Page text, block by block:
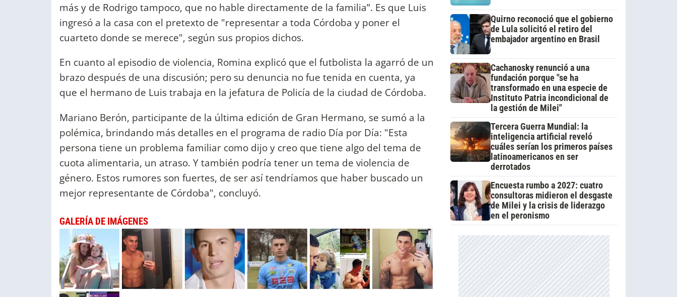
más y de Rodrigo tampoco, que no hable directamente de la familia”. Es que Luis
ingresó a la casa con el pretexto de "representar a toda Córdoba y poner el
cuarteto donde se merece", según sus propios dichos.
En cuanto al episodio de violencia, Romina explicó que el futbolista la agarró de un
brazo después de una discusión; pero su denuncia no fue tenida en cuenta, ya
que el hermano de Luis trabaja en la jefatura de Policía de la ciudad de Córdoba.
Mariano Berón, participante de la última edición de Gran Hermano, se sumó a la
polémica, brindando más detalles en el programa de radio Día por Día: "Esta
persona tiene un problema familiar como dijo y creo que tiene algo del tema de
cuota alimentaria, un atraso. Y también podría tener un tema de violencia de
género. Estos rumores son fuertes, de ser así tendríamos que haber buscado un
mejor representante de Córdoba", concluyó.
GALERÍA DE IMÁGENES
Quirno reconoció que el gobierno
de Lula solicitó el retiro del
embajador argentino en Brasil
Cachanosky renunció a una
fundación porque "se ha
transformado en una especie de
Instituto Patria incondicional de
la gestión de Milei"
Tercera Guerra Mundial: la
inteligencia artificial reveló
cuáles serían los primeros países
latinoamericanos en ser
derrotados
Encuesta rumbo a 2027: cuatro
consultoras midieron el desgaste
de Milei y la crisis de liderazgo
en el peronismo